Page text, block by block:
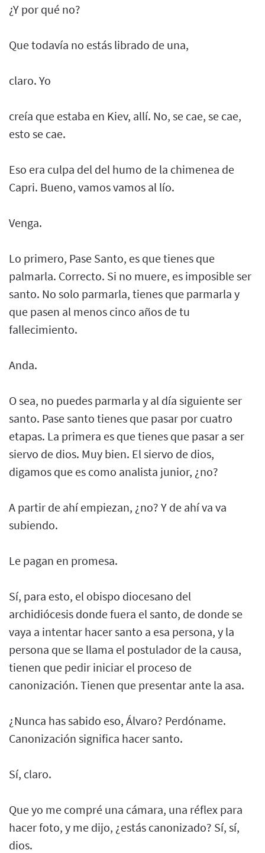
¿Y por qué no?
Que todavía no estás librado de una,
claro. Yo
creía que estaba en Kiev, allí. No, se cae, se cae,
esto se cae.
Eso era culpa del del humo de la chimenea de
Capri. Bueno, vamos vamos al lío.
Venga.
Lo primero, Pase Santo, es que tienes que
palmarla. Correcto. Si no muere, es imposible ser
santo. No solo parmarla, tienes que parmarla y
que pasen al menos cinco años de tu
fallecimiento.
Anda.
O sea, no puedes parmarla y al día siguiente ser
santo. Pase santo tienes que pasar por cuatro
etapas. La primera es que tienes que pasar a ser
siervo de dios. Muy bien. El siervo de dios,
digamos que es como analista junior, ¿no?
A partir de ahí empiezan, ¿no? Y de ahí va va
subiendo.
Le pagan en promesa.
Sí, para esto, el obispo diocesano del
archidiócesis donde fuera el santo, de donde se
vaya a intentar hacer santo a esa persona, y la
persona que se llama el postulador de la causa,
tienen que pedir iniciar el proceso de
canonización. Tienen que presentar ante la asa.
¿Nunca has sabido eso, Álvaro? Perdóname.
Canonización significa hacer santo.
Sí, claro.
Que yo me compré una cámara, una réflex para
hacer foto, y me dijo, ¿estás canonizado? Sí, sí,
dios.